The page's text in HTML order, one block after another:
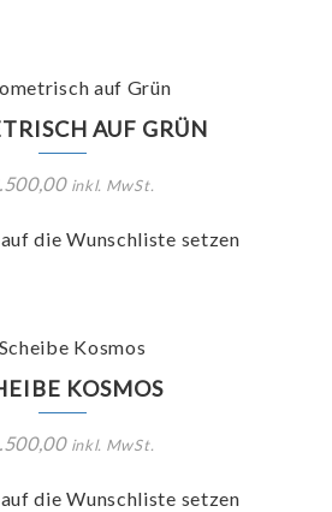
AUF GRÜN
inkl. MwSt.
die Wunschliste setzen
KOSMOS
inkl. MwSt.
die Wunschliste setzen